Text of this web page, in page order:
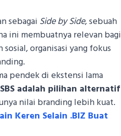
sebagai Side by Side, sebuah
ini membuatnya relevan bagi
organisasi yang fokus
pendek di ekstensi lama
adalah pilihan alternatif
nilai branding lebih kuat.
Keren Selain .BIZ Buat